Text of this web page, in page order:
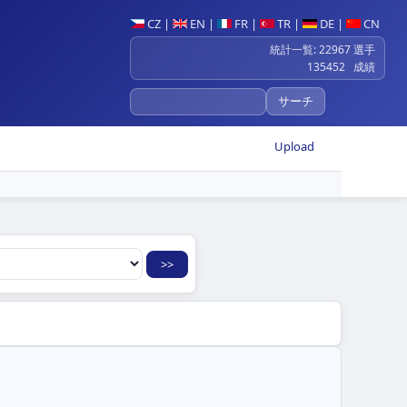
CZ | EN | FR | TR | DE | CN
統計一覧: 22967 選手
135452 成績
Upload